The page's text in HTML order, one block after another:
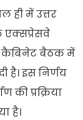
ही में उत्तर
एक्सप्रेसवे
कैबिनेट बैठक में
है। इस निर्णय
की प्रक्रिया
है।